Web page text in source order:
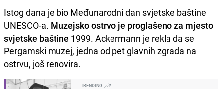
Istog dana je bio Međunarodni dan svjetske baštine
UNESCO-a. Muzejsko ostrvo je proglašeno za mjesto
svjetske baštine 1999. Ackermann je rekla da se
Pergamski muzej, jedna od pet glavnih zgrada na
ostrvu, još renovira.
TRENDING